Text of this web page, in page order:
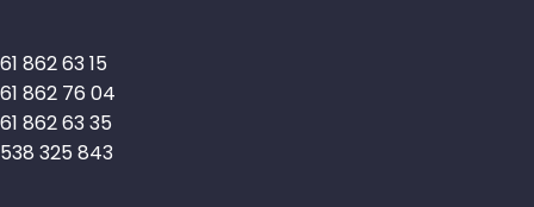
61 862 63 15
61 862 76 04
61 862 63 35
538 325 843